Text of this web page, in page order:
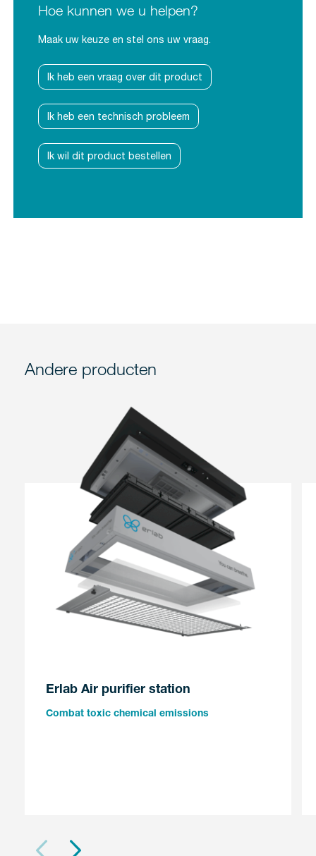
Hoe kunnen we u helpen?
Maak uw keuze en stel ons uw vraag.
Ik heb een vraag over dit product
Ik heb een technisch probleem
Ik wil dit product bestellen
Andere producten
Erlab Air purifier station
Combat toxic chemical emissions